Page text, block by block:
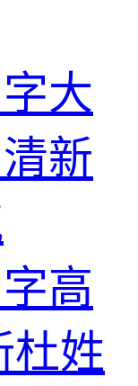
大
新
高
杜姓